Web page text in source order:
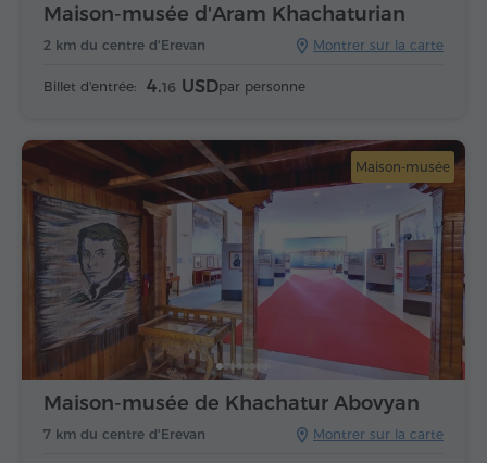
Montrer sur la carte
2 km du centre d'Erevan
Maison-musée d'Aram Khachaturian
Billet d'entrée: 4.16 USDpar personne
Maison-musée
Montrer sur la carte
7 km du centre d'Erevan
Maison-musée de Khachatur Abovyan